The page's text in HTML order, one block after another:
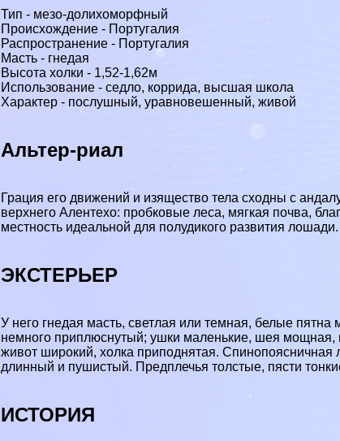
Тип - мезо-долихоморфный
Происхождение - Португалия
Распространение - Португалия
Масть - гнедая
Высота холки - 1,52-1,62м
Использование - седло, коррида, высшая школа
Хаpaктер - послушный, уравновешенный, живой
Альтер-риал
Грация его движений и изящество тела сходны с
верхнего Алентехо: пробковые леса, мягкая почва,
местность идеальной для полудикого развития лошади.
ЭКСТЕРЬЕР
У него гнедая масть, светлая или темная, белые
немного приплюснутый; ушки маленькие, шея мощная,
живот широкий, холка приподнятая. Спинопоясничная
длинный и пушистый. Предплечья толстые, пясти
ИСТОРИЯ